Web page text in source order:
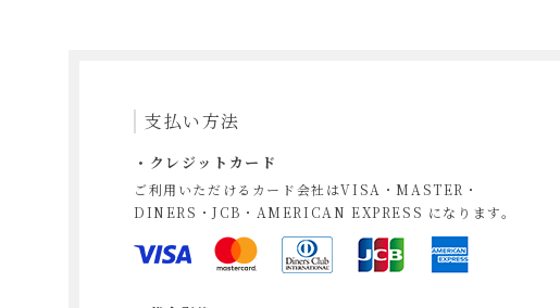
支払い方法
クレジットカード
ご利用いただけるカード会社はVISA・MASTER・
DINERS・JCB・AMERICAN EXPRESS になります。